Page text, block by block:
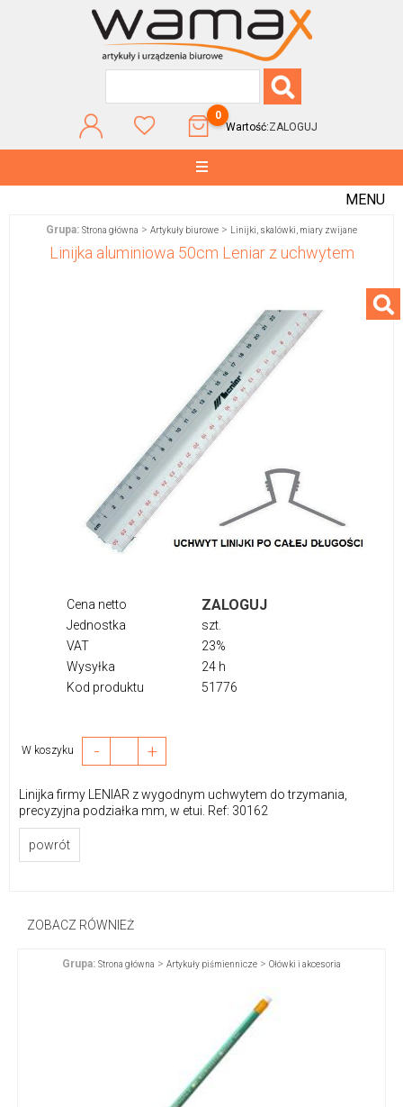
0
Wartość:ZALOGUJ
MENU
Grupa: Strona główna > Artykuły biurowe > Linijki, skalówki, miary zwijane
Linijka aluminiowa 50cm Leniar z uchwytem
Cena netto ZALOGUJ
Jednostka
szt.
VAT
23%
Wysyłka
24 h
Kod produktu
51776
W koszyku - +
Linijka firmy LENIAR z wygodnym uchwytem do trzymania,
precyzyjna podziałka mm, w etui. Ref: 30162
powrót
ZOBACZ RÓWNIEŻ
Grupa: Strona główna > Artykuły piśmiennicze > Ołówki i akcesoria